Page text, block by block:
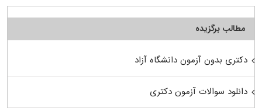
مطالب برگزیده
دکتری بدون آزمون دانشگاه آزاد
دانلود سوالات آزمون دکتری